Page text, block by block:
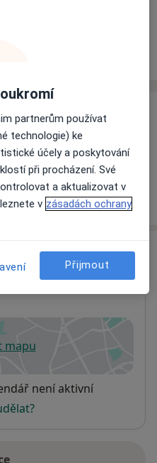
termín
nejsou k dispozici
žádné informace o
mapu
otevře v nové záložce
není aktivní
partnerům používat
technologie) ke
účely a poskytování
při procházení. Své
a aktualizovat v
v zásadách ochrany
Přijmout